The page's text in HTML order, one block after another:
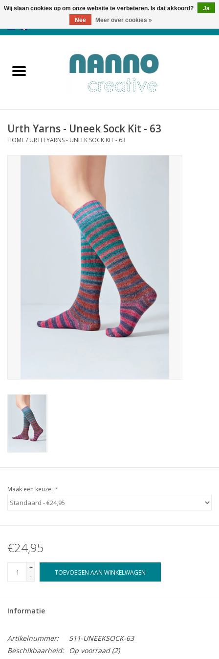
Producten
Nieuws
Herfst & Halloween
Beloningen
Urth Yarns - Uneek Sock Kit - 63
HOME/ URTH YARNS - UNEEK SOCK KIT - 63
Maak een keuze: *
€24,95
+
-
TOEVOEGEN AAN WINKELWAGEN
Informatie
Artikelnummer:
511-UNEEKSOCK-63
Beschikbaarheid:
Op voorraad(2)
Wij slaan cookies op om onze website te verbeteren. Is dat akkoord?
Ja
Nee
Meer over cookies »